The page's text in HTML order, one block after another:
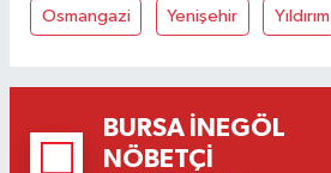
Osmangazi Yenişehir Yıldırım
BURSA İNEGÖL
NÖBETÇI